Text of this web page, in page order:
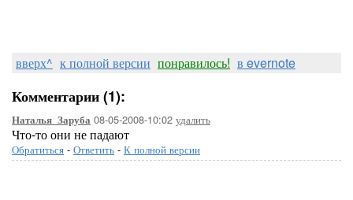
вверх^ к полной версии понравилось! в evernote
Комментарии (1):
Наталья_Заруба 08-05-2008-10:02 удалить
Что-то они не падают
Обратиться - Ответить - К полной версии